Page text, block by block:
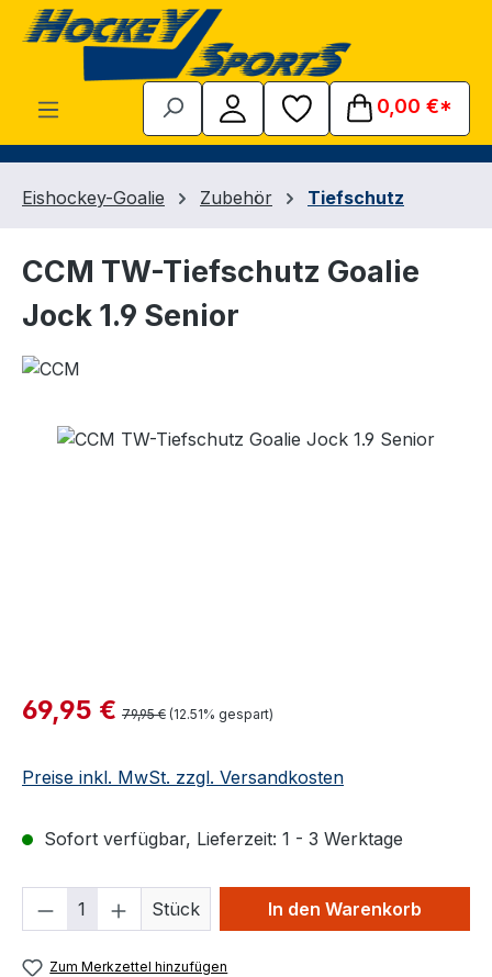
Zum Hauptinhalt springen
0,00 €*
Eishockey-Goalie Zubehör Tiefschutz
CCM TW-Tiefschutz Goalie
Jock 1.9 Senior
Bildergalerie überspringen
Verkaufspreis:
69,95 € Regulärer Preis:
79,95 € (12.51% gespart)
Preise inkl. MwSt. zzgl. Versandkosten
Sofort verfügbar, Lieferzeit: 1 - 3 Werktage
Produkt Anzahl: Gib den
Stück In den Warenkorb
Zum Merkzettel hinzufügen